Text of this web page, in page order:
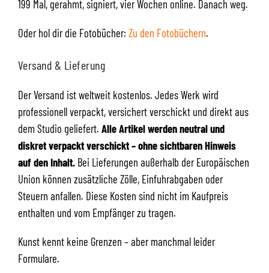
199 Mal, gerahmt, signiert, vier Wochen online. Danach weg.
Oder hol dir die Fotobücher: Zu den Fotobüchern.
Versand & Lieferung
Der Versand ist weltweit kostenlos. Jedes Werk wird
professionell verpackt, versichert verschickt und direkt aus
dem Studio geliefert. Alle Artikel werden neutral und
diskret verpackt verschickt – ohne sichtbaren Hinweis
auf den Inhalt.Bei Lieferungen außerhalb der Europäischen
Union können zusätzliche Zölle, Einfuhrabgaben oder
Steuern anfallen. Diese Kosten sind nicht im Kaufpreis
enthalten und vom Empfänger zu tragen.
Kunst kennt keine Grenzen – aber manchmal leider
Formulare.